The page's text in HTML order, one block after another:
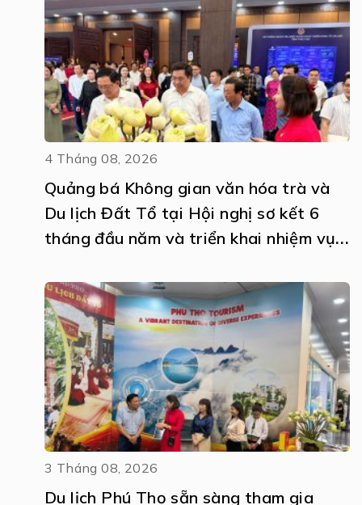
4 Tháng 08, 2026
Quảng bá Không gian văn hóa trà và
Du lịch Đất Tổ tại Hội nghị sơ kết 6
tháng đầu năm và triển khai nhiệm vụ
quyết số 57-NQ/TW
3 Tháng 08, 2026
Du lịch Phú Thọ sẵn sàng tham gia